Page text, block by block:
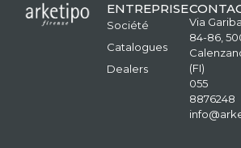
ENTREPRISE
Société
Catalogues
Dealers
Via
84-86,
(FI)
055
8876248